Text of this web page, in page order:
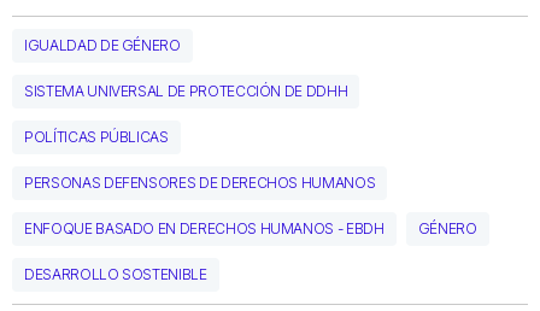
IGUALDAD DE GÉNERO
SISTEMA UNIVERSAL DE PROTECCIÓN DE DDHH
POLÍTICAS PÚBLICAS
PERSONAS DEFENSORES DE DERECHOS HUMANOS
ENFOQUE BASADO EN DERECHOS HUMANOS - EBDH GÉNERO
DESARROLLO SOSTENIBLE